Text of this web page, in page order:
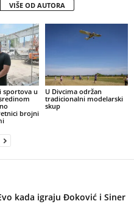
VIŠE OD AUTORA
sportova u
brojni
U Divcima održan
tradicionalni modelarski
skup
Evo kada igraju Đoković i Siner